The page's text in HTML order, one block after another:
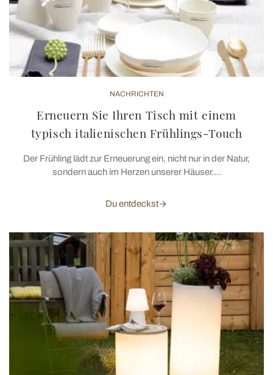
NACHRICHTEN
Erneuern Sie Ihren Tisch mit einem
typisch italienischen Frühlings-Touch
Der Frühling lädt zur Erneuerung ein, nicht nur in der Natur,
sondern auch im Herzen unserer Häuser....
Du entdeckst